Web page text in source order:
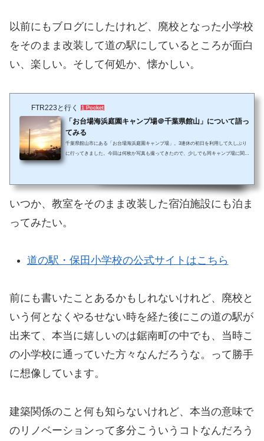
以前にもブログにしたけれど、廃校となった小学校
をそのまま改装して道の駅にしているところが面白
い、楽しい。そして何処か、懐かしい。
FTR223と行く 1 Pocket
「お台場海浜庭園キャンプ場＠千葉県館山」について語っ
てみる
千葉県館山市にある「お台場海浜庭園キャンプ場」。3連休の初日を利用して久しぶり
に行ってきました。今回は何枚か写真も撮ってきたので、少しでも同キャンプ場に関す
イクに乗り始めて以降、ちょくちょく館山へツーリングに行くようになってから知った
お台場海浜庭園が今ではすっかり...
いつか、教室をそのまま改装した宿泊施設にも泊ま
ってみたい。
道の駅・保田小学校の公式サイトはこちら
前にも書いたことあるかもしれないけれど、廃校と
いう何となくやるせない時を経た後にこの道の駅が
出来て、本当に嬉しいのは鋸南町の中でも、当時こ
の小学校に通っていた方々なんだろうな。って勝手
に想像しています。
建築関係のこと何も知らないけれど、本当の意味で
のリノベーションって多分こういうコトなんだろう